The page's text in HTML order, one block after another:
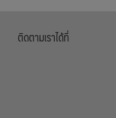
ติดตามเราได้ที่